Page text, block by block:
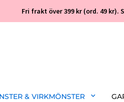
Fri frakt över 399 kr (ord. 49
& VIRKMÖNSTER